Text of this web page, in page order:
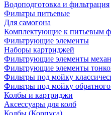
Водоподготовка и фильтрация
Фильтры питьевые
Для самогона
Комплектующие к питьевым
Фильтрующие элементы
Наборы картриджей
Фильтрующие элементы
Фильтрующие элементы
Фильтры под мойку
Фильтры под мойку обратного
Колбы и картриджи
Аксессуары для колб
Колбы (Корпуса)